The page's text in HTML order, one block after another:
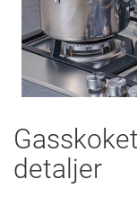
detaljer